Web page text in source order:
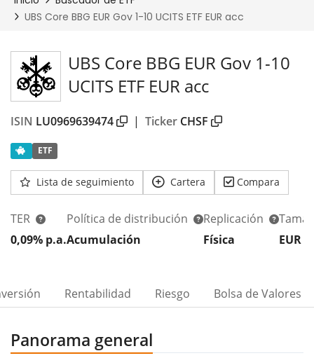
UBS Core BBG EUR Gov 1-10
UCITS ETF EUR acc
ISIN LU0969639474 | Ticker CHSF
ETF
Lista de seguimiento Cartera Compara
TER
0,09% p.a.
Política de distribución
Acumulación
Replicación
Física
EUR
Rentabilidad Riesgo Bolsa de Valores
Panorama general